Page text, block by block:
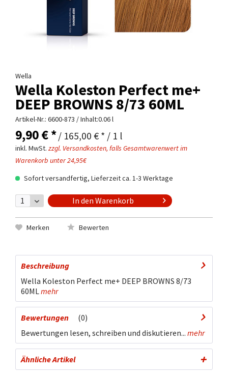
Wella
Wella Koleston Perfect me+
DEEP BROWNS 8/73 60ML
Artikel-Nr.: 6600-873 / Inhalt:0.06 l
9,90 € */ 165,00 € * / 1 l
inkl. MwSt. zzgl. Versandkosten, falls Gesamtwarenwert im
Warenkorb unter 24,95€
Sofort versandfertig, Lieferzeit ca. 1-3 Werktage
In den Warenkorb
Merken Bewerten
Beschreibung
Wella Koleston Perfect me+ DEEP BROWNS 8/73
60ML mehr
Bewertungen
0
Bewertungen lesen, schreiben und diskutieren... mehr
Ähnliche Artikel